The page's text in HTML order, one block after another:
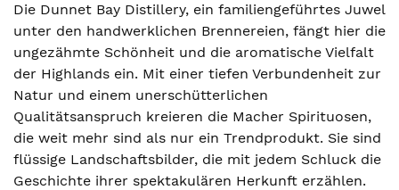
Die Dunnet Bay Distillery, ein familiengeführtes Juwel
unter den handwerklichen Brennereien, fängt hier die
ungezähmte Schönheit und die aromatische Vielfalt
der Highlands ein. Mit einer tiefen Verbundenheit zur
Natur und einem unerschütterlichen
Qualitätsanspruch kreieren die Macher Spirituosen,
die weit mehr sind als nur ein Trendprodukt. Sie sind
flüssige Landschaftsbilder, die mit jedem Schluck die
Geschichte ihrer spektakulären Herkunft erzählen.